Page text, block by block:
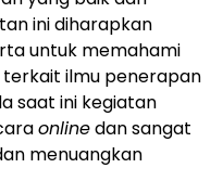
ini diharapkan
untuk memahami
ilmu penerapan
saat ini kegiatan
onlinedan sangat
menuangkan